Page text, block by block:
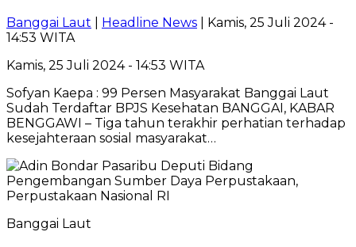
Banggai Laut Headline News | Kamis, 25 Juli 2024 -
14:53 WITA
Kamis, 25 Juli 2024 - 14:53 WITA
Sofyan Kaepa : 99 Persen Masyarakat Banggai Laut
Sudah Terdaftar BPJS Kesehatan BANGGAI, KABAR
BENGGAWI – Tiga tahun terakhir perhatian terhadap
kesejahteraan sosial masyarakat…
Banggai Laut